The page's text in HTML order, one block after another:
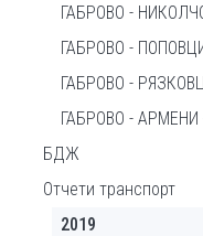
ГАБРОВО -
ГАБРОВО -
ГАБРОВО -
ГАБРОВО -
БДЖ
Отчети транспорт
2019